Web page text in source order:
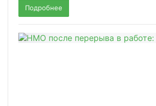
Подробнее